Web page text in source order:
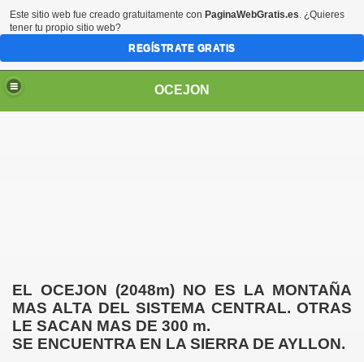
OCEJON
EL OCEJON (2048m) NO ES LA MONTAÑA
MAS ALTA DEL SISTEMA CENTRAL. OTRAS
LE SACAN MAS DE 300 m.
SE ENCUENTRA EN LA SIERRA DE AYLLON.
Este sitio web fue creado gratuitamente con PaginaWebGratis.es. ¿Quieres
tener tu propio sitio web?
REGÍSTRATE GRATIS